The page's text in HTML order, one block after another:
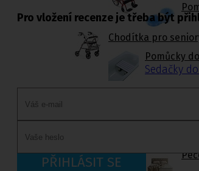
Chodítka pro
Pomůcky
Sedačky
Pro vložení recenze je třeba být
PŘIHLÁSIT SE